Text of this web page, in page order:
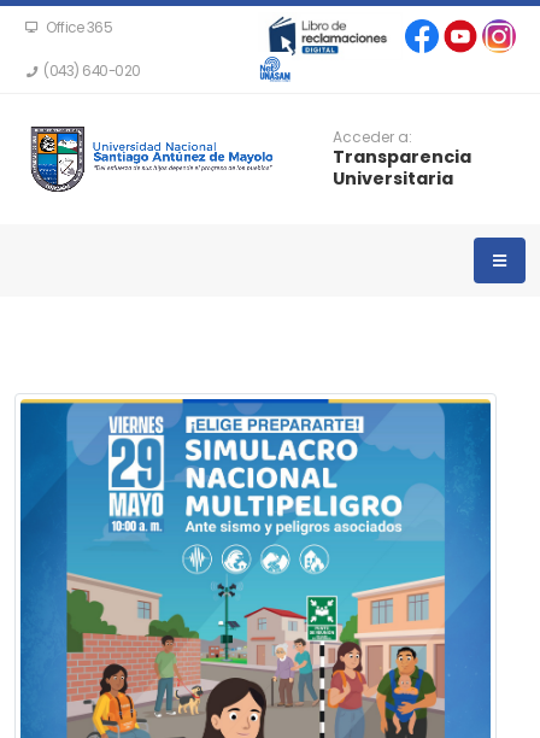
Office 365
(043) 640-020
Acceder a:
Transparencia
Universitaria